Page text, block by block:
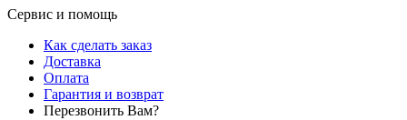
Сервис и помощь
Как сделать заказ
Доставка
Оплата
Гарантия и возврат
Перезвонить Вам?